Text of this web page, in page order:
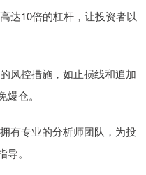
达10倍的杠杆，让投资者以
风控措施，如止损线和追加
仓。
有专业的分析师团队，为投
。